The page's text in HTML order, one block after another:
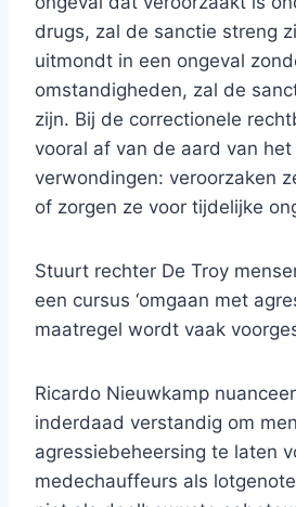
drugs, zal de sanctie streng
uitmondt in een ongeval
omstandigheden, zal de
zijn. Bij de correctionele
vooral af van de aard van
verwondingen: veroorzaken
of zorgen ze voor tijdelijke
Stuurt rechter De Troy
een cursus ‘omgaan met
maatregel wordt vaak
Ricardo Nieuwkamp
inderdaad verstandig om
agressiebeheersing te laten
medechauffeurs als